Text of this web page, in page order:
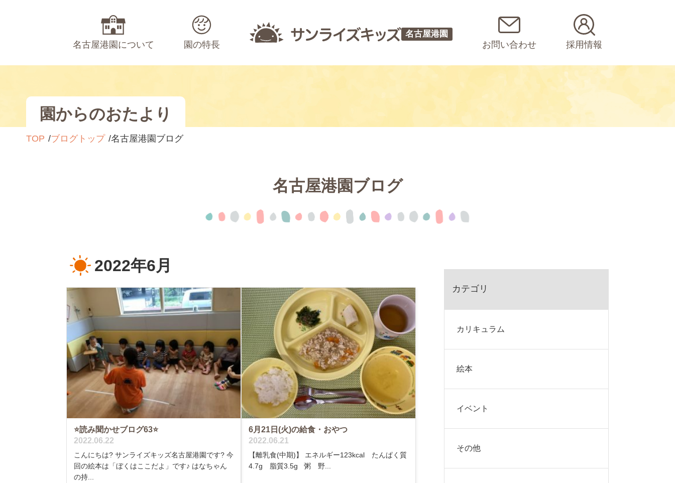
名古屋港園について 園の特長
名古屋港園
お問い合わせ 採用情報
園からのおたより
TOP ブログトップ 名古屋港園ブログ
名古屋港園ブログ
2022年6月
⭐️読み聞かせブログ63⭐️
2022.06.22
こんにちは? サンライズキッズ名古屋港園です? 今
回の絵本は「ぼくはここだよ」です♪ はなちゃん
の持...
6月21日(火)の給食・おやつ
2022.06.21
【離乳食(中期)】 エネルギー123kcal たんぱく質
4.7g 脂質3.5g 粥 野...
カテゴリ
カリキュラム
絵本
イベント
その他